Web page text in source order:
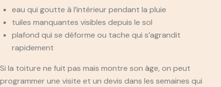
eau qui goutte à l’intérieur pendant la pluie
tuiles manquantes visibles depuis le sol
plafond qui se déforme ou tache qui s’agrandit
rapidement
Si la toiture ne fuit pas mais montre son âge, on peut
programmer une visite et un devis dans les semaines qui